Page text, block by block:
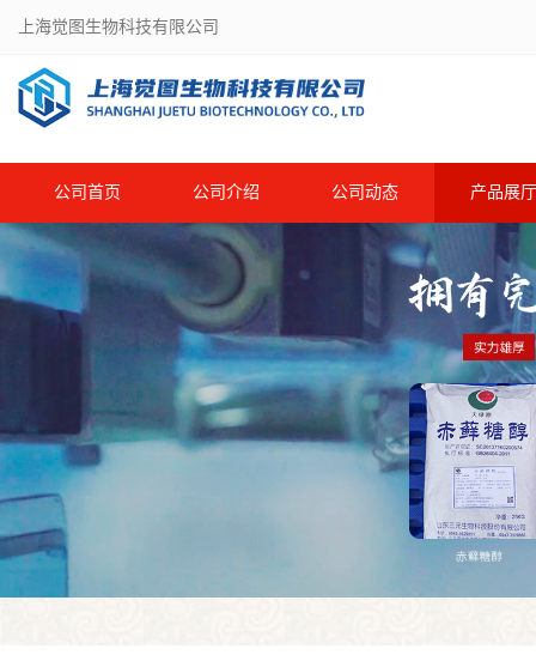
上海觉图生物科技有限公司
公司首页 公司介绍 公司动态 产品展厅